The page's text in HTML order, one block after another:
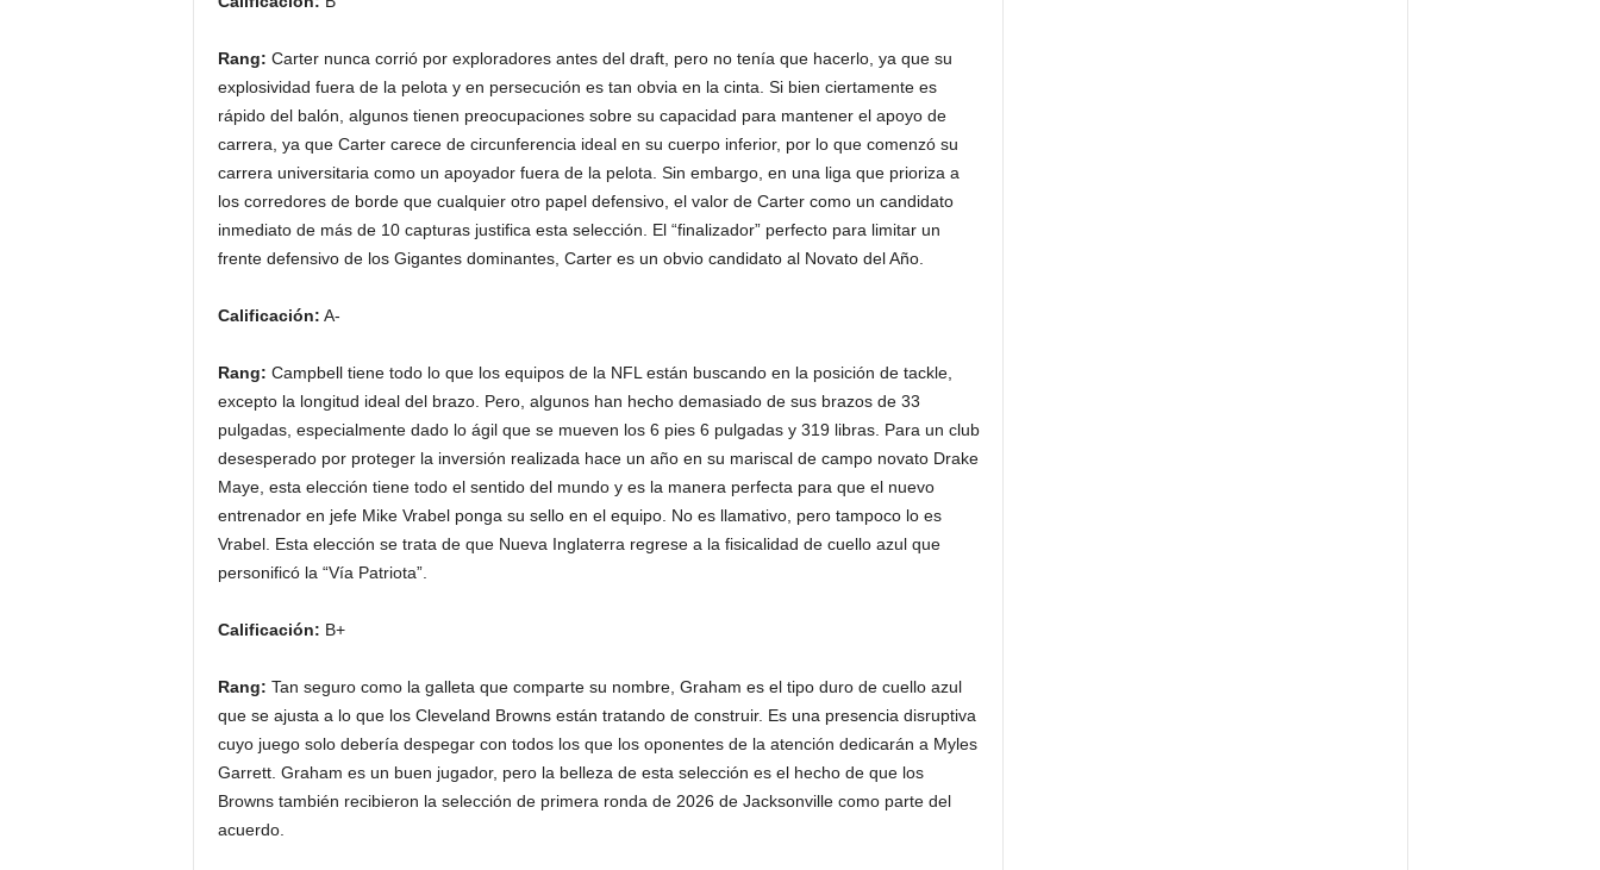
Rang: Carter nunca corrió por exploradores antes del draft, pero no tenía que hacerlo, ya que su
explosividad fuera de la pelota y en persecución es tan obvia en la cinta. Si bien ciertamente es
rápido del balón, algunos tienen preocupaciones sobre su capacidad para mantener el apoyo de
carrera, ya que Carter carece de circunferencia ideal en su cuerpo inferior, por lo que comenzó su
carrera universitaria como un apoyador fuera de la pelota. Sin embargo, en una liga que prioriza a
los corredores de borde que cualquier otro papel defensivo, el valor de Carter como un candidato
inmediato de más de 10 capturas justifica esta selección. El “finalizador” perfecto para limitar un
frente defensivo de los Gigantes dominantes, Carter es un obvio candidato al Novato del Año.
Calificación: A-
Rang: Campbell tiene todo lo que los equipos de la NFL están buscando en la posición de tackle,
excepto la longitud ideal del brazo. Pero, algunos han hecho demasiado de sus brazos de 33
pulgadas, especialmente dado lo ágil que se mueven los 6 pies 6 pulgadas y 319 libras. Para un club
desesperado por proteger la inversión realizada hace un año en su mariscal de campo novato Drake
Maye, esta elección tiene todo el sentido del mundo y es la manera perfecta para que el nuevo
entrenador en jefe Mike Vrabel ponga su sello en el equipo. No es llamativo, pero tampoco lo es
Vrabel. Esta elección se trata de que Nueva Inglaterra regrese a la fisicalidad de cuello azul que
personificó la “Vía Patriota”.
Calificación: B+
Rang: Tan seguro como la galleta que comparte su nombre, Graham es el tipo duro de cuello azul
que se ajusta a lo que los Cleveland Browns están tratando de construir. Es una presencia disruptiva
cuyo juego solo debería despegar con todos los que los oponentes de la atención dedicarán a Myles
Garrett. Graham es un buen jugador, pero la belleza de esta selección es el hecho de que los
Browns también recibieron la selección de primera ronda de 2026 de Jacksonville como parte del
acuerdo.